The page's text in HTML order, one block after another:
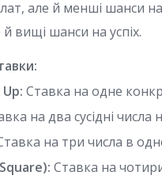
але й менші шанси
й вищі шанси на успіх.
Ставка на одне
на два сусідні числа
на три числа в
Ставка на